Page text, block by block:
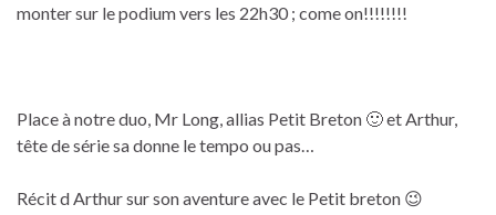
monter sur le podium vers les 22h30 ; come on!!!!!!!!
Place à notre duo, Mr Long, allias Petit Breton 🙂 et Arthur,
tête de série sa donne le tempo ou pas…
Récit d Arthur sur son aventure avec le Petit breton 😉